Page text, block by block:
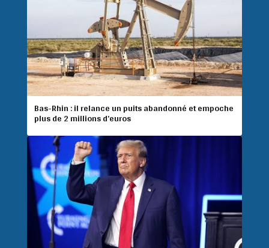
Bas-Rhin : il relance un puits abandonné et empoche
plus de 2 millions d’euros